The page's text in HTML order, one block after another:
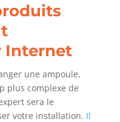
Internet
une ampoule,
plus complexe de
sera le
votre installation. Il